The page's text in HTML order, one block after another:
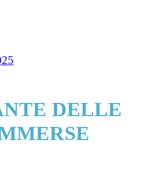
DELLE